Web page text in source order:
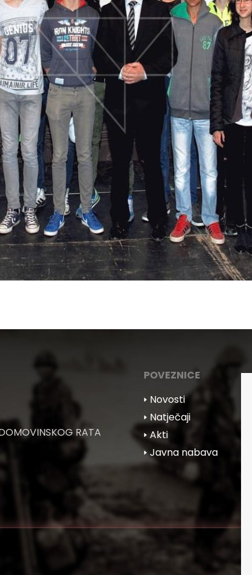
RATA
POVEZNICE
🢒 Novosti
🢒 Natječaji
🢒 Akti
🢒 Javna nabava